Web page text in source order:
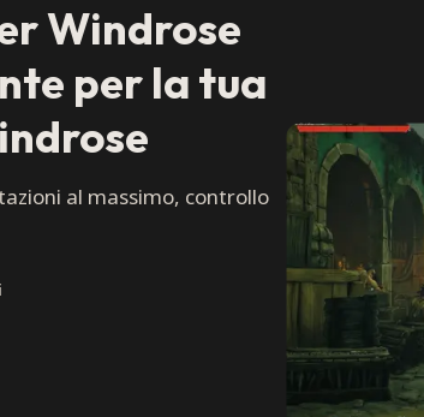
Windrose
per la tua
al massimo, controllo